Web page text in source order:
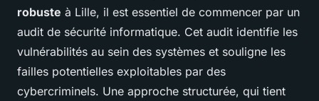
robuste à Lille, il est essentiel de commencer par un
audit de sécurité informatique. Cet audit identifie les
vulnérabilités au sein des systèmes et souligne les
failles potentielles exploitables par des
cybercriminels. Une approche structurée, qui tient